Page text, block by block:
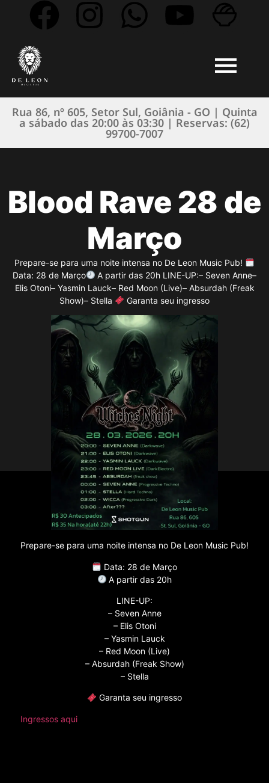
Rua 86, nº 605, Setor Sul, Goiânia - GO | Quinta
a sábado das 20:00 às 03:30 | Reservas: (62)
99700-7007
Blood Rave 28 de
Março
Prepare-se para uma noite intensa no De Leon Music Pub!
Data: 28 de Março
A partir das 20h LINE-UP:– Seven Anne–
Elis Otoni– Yasmin Lauck– Red Moon (Live)– Absurdah (Freak
Show)– Stella
Garanta seu ingresso
Prepare-se para uma noite intensa no De Leon Music Pub!
Data: 28 de Março
A partir das 20h
LINE-UP:
– Seven Anne
– Elis Otoni
– Yasmin Lauck
– Red Moon (Live)
– Absurdah (Freak Show)
– Stella
Garanta seu ingresso
Ingressos aqui